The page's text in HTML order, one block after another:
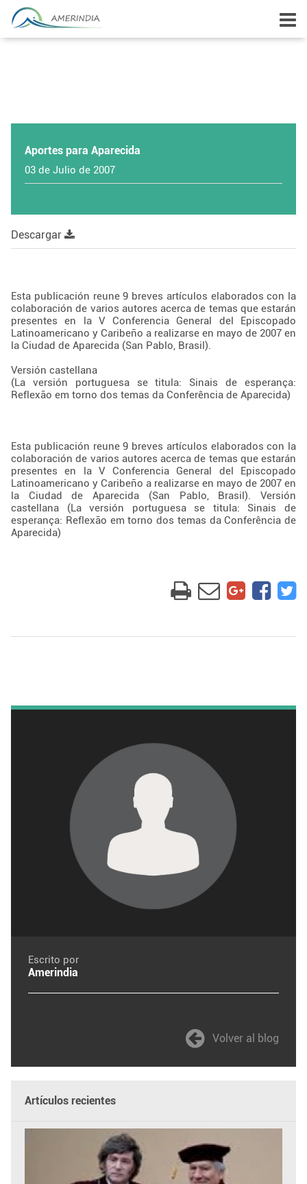
Aportes para Aparecida
03 de Julio de 2007
Descargar
Esta publicación reune 9 breves artículos elaborados con la
colaboración de varios autores acerca de temas que estarán
presentes en la V Conferencia General del Episcopado
Latinoamericano y Caribeño a realizarse en mayo de 2007 en
la Ciudad de Aparecida (San Pablo, Brasil).
Versión castellana
(La versión portuguesa se titula: Sinais de esperança:
Reflexão em torno dos temas da Conferência de Aparecida)
Esta publicación reune 9 breves artículos elaborados con la
colaboración de varios autores acerca de temas que estarán
presentes en la V Conferencia General del Episcopado
Latinoamericano y Caribeño a realizarse en mayo de 2007 en
la Ciudad de Aparecida (San Pablo, Brasil). Versión
castellana (La versión portuguesa se titula: Sinais de
esperança: Reflexão em torno dos temas da Conferência de
Aparecida)
Escrito por
Amerindia
Volver al blog
Artículos recientes